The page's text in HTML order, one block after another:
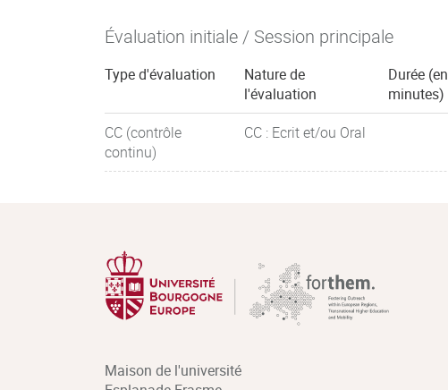
Évaluation initiale / Session principale
Type d'évaluation
Nature de
l'évaluation
Durée (en
minutes)
CC (contrôle
continu)
CC : Ecrit et/ou Oral
Maison de l'université